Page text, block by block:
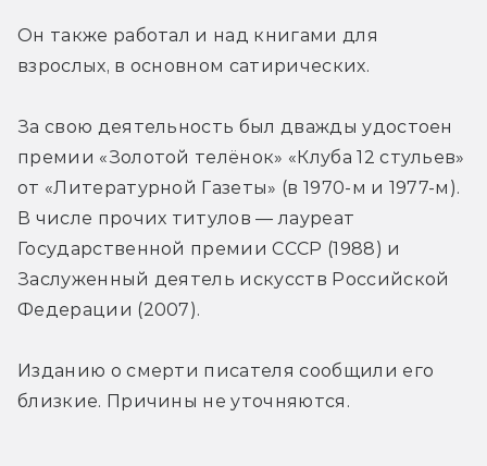
Он также работал и над книгами для
взрослых, в основном сатирических.
За свою деятельность был дважды удостоен
премии «Золотой телёнок» «Клуба 12 стульев»
от «Литературной Газеты» (в 1970-м и 1977-м).
В числе прочих титулов — лауреат
Государственной премии СССР (1988) и
Заслуженный деятель искусств Российской
Федерации (2007).
Изданию о смерти писателя сообщили его
близкие. Причины не уточняются.